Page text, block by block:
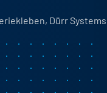
Dürr Systems